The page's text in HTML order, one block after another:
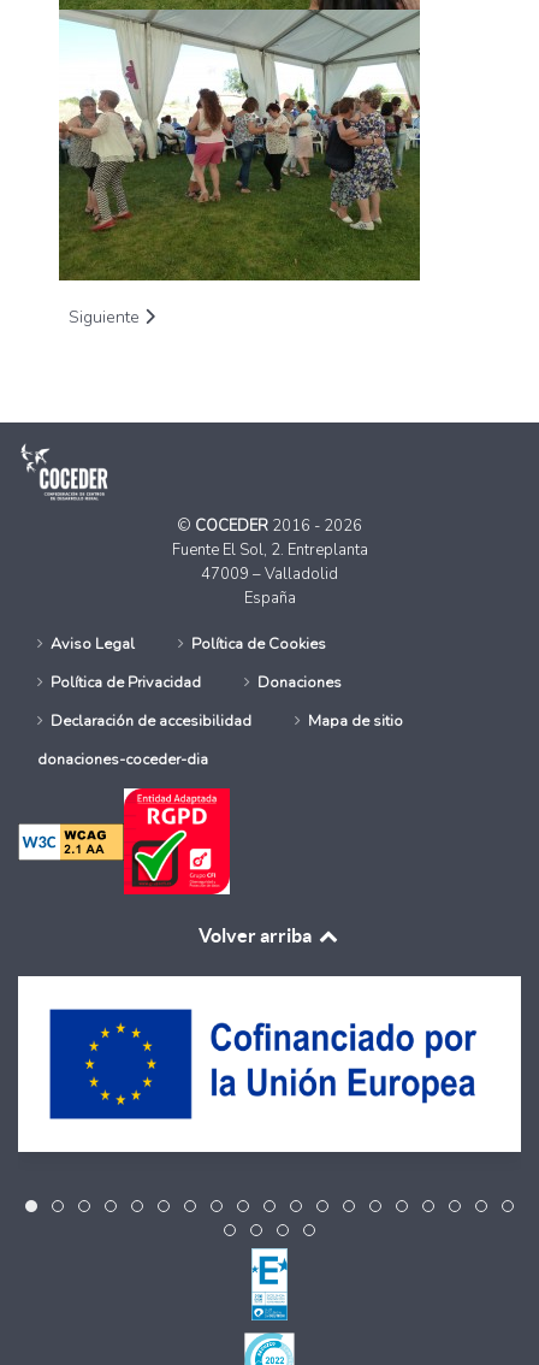
Artículo siguiente: El Ecomuseo de Tordehumos del CDR El
Siguiente
© COCEDER 2016 - 2026
Fuente El Sol, 2. Entreplanta
47009 – Valladolid
España
Aviso Legal
Política de Cookies
Política de Privacidad
Donaciones
Declaración de accesibilidad
Mapa de sitio
donaciones-coceder-dia
Volver arriba